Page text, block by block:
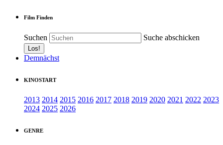
Film Finden
Suchen Suche abschicken
Demnächst
KINOSTART
2013 2014 2015 2016 2017 2018 2019 2020 2021 2022 2023
2024 2025 2026
GENRE